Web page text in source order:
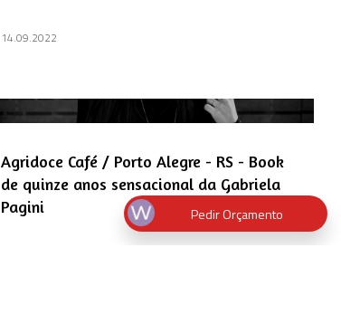
14.09.2022
Agridoce Café / Porto Alegre - RS - Book
de quinze anos sensacional da Gabriela
Pagini
Pedir Orçamento